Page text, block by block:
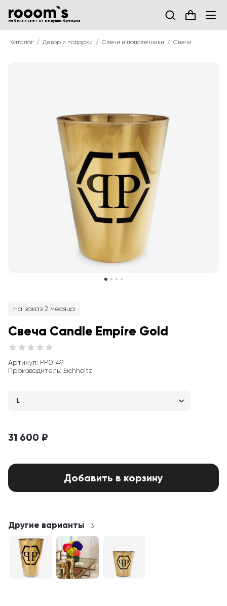
мебель и свет от ведущих брендов
Каталог Декор и подарки Свечи и подсвечники Свечи
На заказ 2 месяца
Свеча Candle Empire Gold
Артикул: PP0149
Производитель: Eichholtz
L
31 600 ₽
Добавить в корзину
Другие варианты 3